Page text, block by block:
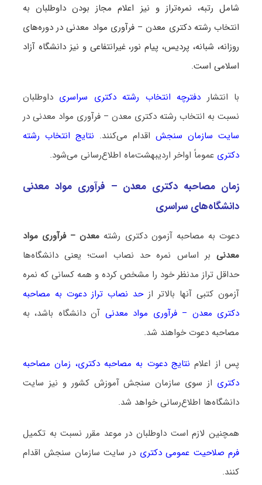
شامل رتبه، نمره‌تراز و نیز اعلام مجاز بودن داوطلبان به
انتخاب رشته دکتری معدن – فرآوری مواد معدنی در دوره‌های
روزانه، شبانه، پردیس، پیام نور، غیرانتفاعی و نیز دانشگاه آزاد
اسلامی است.
با انتشار دفترچه انتخاب رشته دکتری سراسری داوطلبان
نسبت به انتخاب رشته دکتری معدن – فرآوری مواد معدنی در
سایت سازمان سنجشاقدام می‌کنند. نتایج انتخاب رشته
دکتری عموماً اواخر اردیبهشت‌ماه اطلاع‌رسانی می‌شود.
زمان مصاحبه دکتری معدن – فرآوری مواد معدنی
دانشگاه‌های سراسری
دعوت به مصاحبه آزمون دکتری رشته معدن – فرآوری مواد
معدنیبر اساس نمره حد نصاب است؛ یعنی دانشگاه‌ها
حداقل تراز مدنظر خود را مشخص کرده و همه کسانی که نمره
آزمون کتبی آنها بالاتر ازحد نصاب تراز دعوت به مصاحبه
دکتری معدن – فرآوری مواد معدنی آن دانشگاه باشد، به
مصاحبه دعوت خواهند شد.
پس از اعلام نتایج دعوت به مصاحبه دکتری، زمان مصاحبه
دکتری از سوی سازمان سنجش آموزش کشور و نیز سایت
دانشگاه‌ها اطلاع‌رسانی خواهد شد.
همچنین لازم است داوطلبان در موعد مقرر نسبت به تکمیل
فرم صلاحیت عمومی دکتری در سایت سازمان سنجش اقدام
کنند.